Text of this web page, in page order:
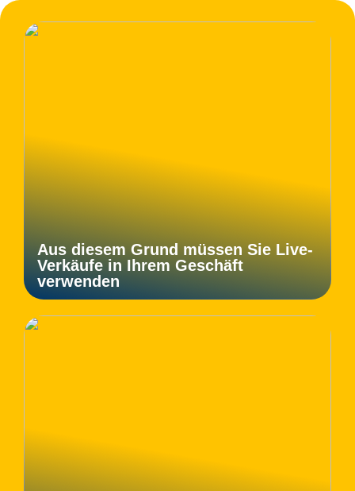
Aus diesem Grund müssen Sie Live-
Verkäufe in Ihrem Geschäft
verwenden